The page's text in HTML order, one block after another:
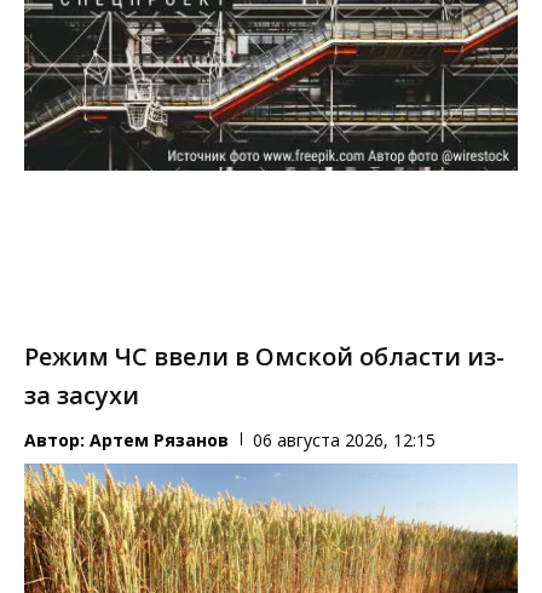
Режим ЧС ввели в Омской области из-
за засухи
Автор: Артем Рязанов 06 августа 2026, 12:15